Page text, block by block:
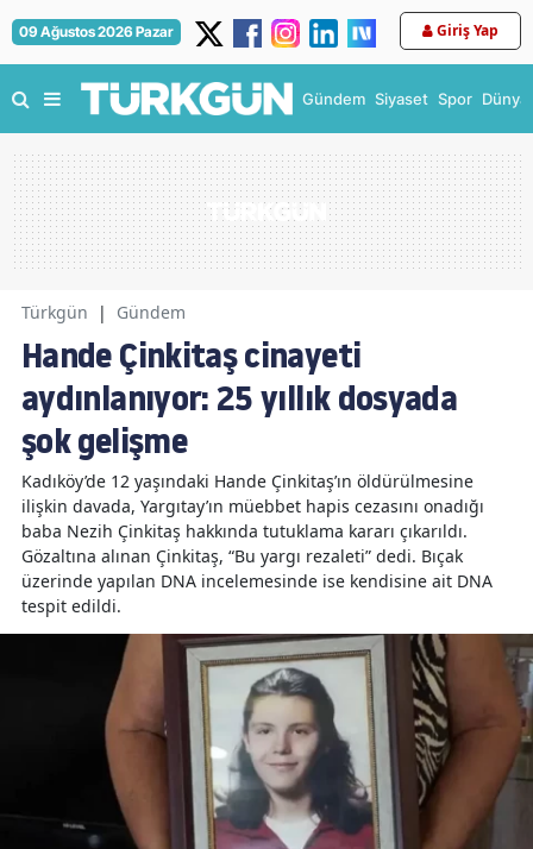
09 Ağustos 2026 Pazar Giriş Yap
Gündem Siyaset Spor Dünya
Türkgün | Gündem
Hande Çinkitaş cinayeti
aydınlanıyor: 25 yıllık dosyada
şok gelişme
Kadıköy’de 12 yaşındaki Hande Çinkitaş’ın öldürülmesine
ilişkin davada, Yargıtay’ın müebbet hapis cezasını onadığı
baba Nezih Çinkitaş hakkında tutuklama kararı çıkarıldı.
Gözaltına alınan Çinkitaş, “Bu yargı rezaleti” dedi. Bıçak
üzerinde yapılan DNA incelemesinde ise kendisine ait DNA
tespit edildi.